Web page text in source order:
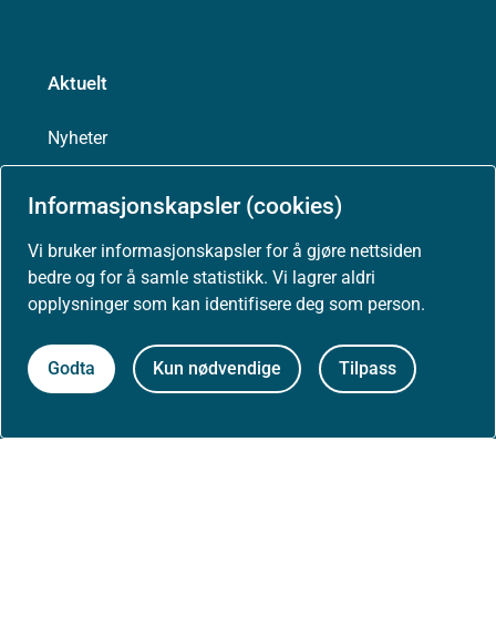
Informasjonskapsler (cookies)
Vi bruker informasjonskapsler for å gjøre nettsiden
bedre og for å samle statistikk. Vi lagrer aldri
opplysninger som kan identifisere deg som person.
Godta Kun nødvendige Tilpass
Aktuelt
Nyheter
Arrangementer
Høringer